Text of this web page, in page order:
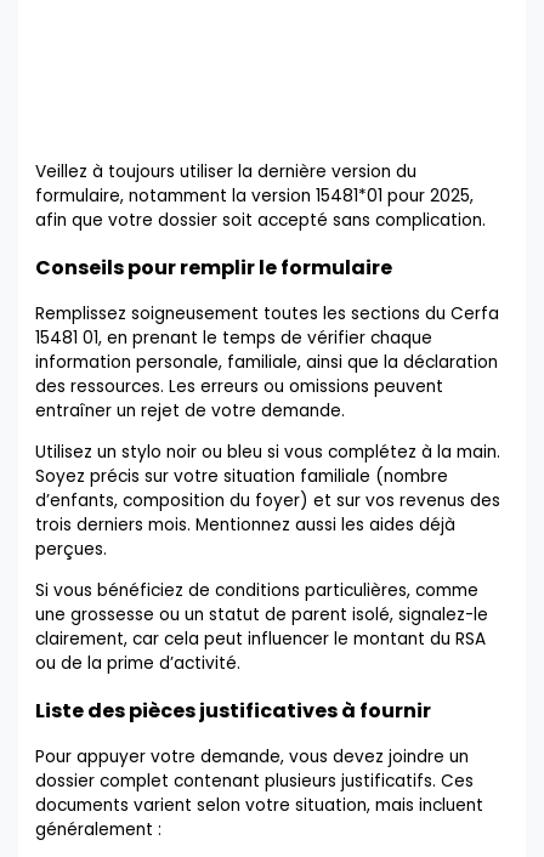
Veillez à toujours utiliser la dernière version du
formulaire, notamment la version 15481*01 pour 2025,
afin que votre dossier soit accepté sans complication.
Conseils pour remplir le formulaire
Remplissez soigneusement toutes les sections du Cerfa
15481 01, en prenant le temps de vérifier chaque
information personale, familiale, ainsi que la déclaration
des ressources. Les erreurs ou omissions peuvent
entraîner un rejet de votre demande.
Utilisez un stylo noir ou bleu si vous complétez à la main.
Soyez précis sur votre situation familiale (nombre
d’enfants, composition du foyer) et sur vos revenus des
trois derniers mois. Mentionnez aussi les aides déjà
perçues.
Si vous bénéficiez de conditions particulières, comme
une grossesse ou un statut de parent isolé, signalez-le
clairement, car cela peut influencer le montant du RSA
ou de la prime d’activité.
Liste des pièces justificatives à fournir
Pour appuyer votre demande, vous devez joindre un
dossier complet contenant plusieurs justificatifs. Ces
documents varient selon votre situation, mais incluent
généralement :